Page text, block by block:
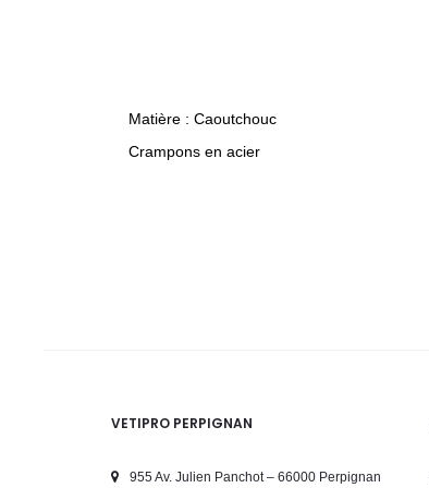
Matière : Caoutchouc
Crampons en acier
VETIPRO PERPIGNAN
955 Av. Julien Panchot – 66000 Perpignan